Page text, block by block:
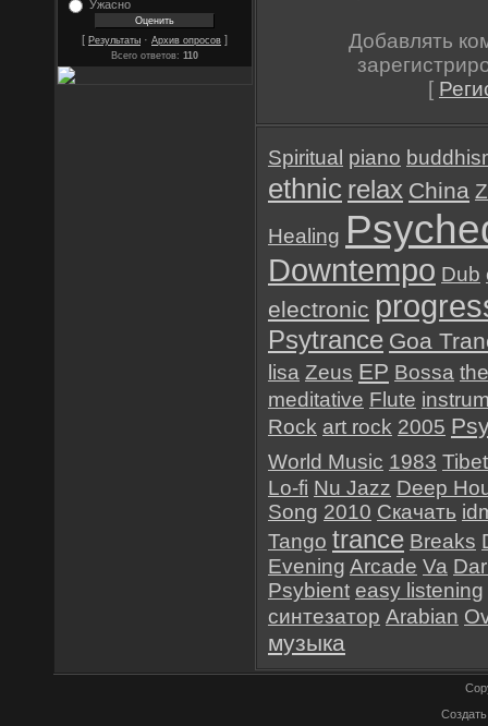
Ужасно
[ Результаты · Архив опросов ]
Всего ответов: 110
Добавлять
[
Spiritual piano
ethnic relax China
Healing
Downtempo Dub
electronic
Psytrance Goa
lisa Zeus EP Bossa the
meditative Flute
Rock art rock 2005
World Music 1983 Tibet
Lo-fi Nu Jazz Deep
Song 2010 Скачать
Tango trance Breaks
Evening Arcade Va
Psybient easy listening
синтезатор Arabian
музыка